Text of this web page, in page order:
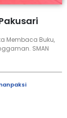
Membaca Buku,
SMAN